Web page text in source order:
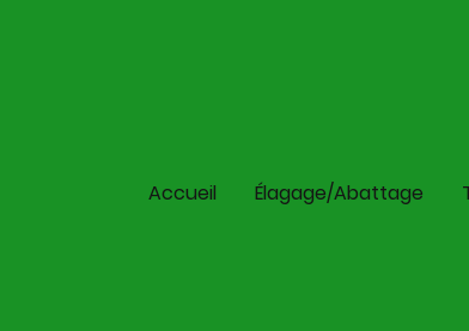
Accueil Élagage/Abattage